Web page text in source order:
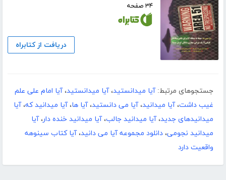
۳۴ صفحه
دریافت از کتابراه
جستجوهای مرتبط: آیا میدانستید،آیا میدانستید،آیا امام علی علم
غیب داشت،آیا میدانید،آیا می دانستید،آیا ها،آیا میدانید که،آیا
میدانیدهای جدید،آیا میدانید جالب،آیا میدانید خنده دار،آیا
میدانید نجومی، دانلود مجموعه آیا می دانید،آیا کتاب سینوهه
واقعیت دارد